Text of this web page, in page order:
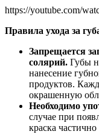
https://youtube.com/
Правила ухода за
Запрещается
солярий. Губы
нанесение
продуктов.
окрашенную
Необходимо
случае при
краска